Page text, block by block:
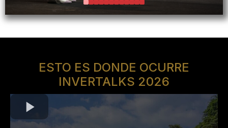
ESTO ES DONDE OCURRE
INVERTALKS 2026